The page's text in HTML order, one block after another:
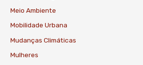
Meio Ambiente
Mobilidade Urbana
Mudanças Climáticas
Mulheres